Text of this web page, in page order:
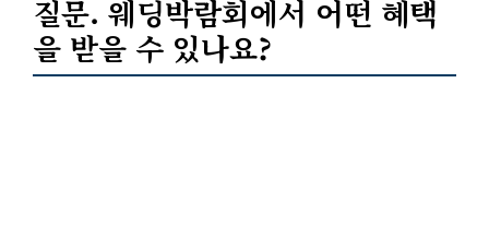
질문. 웨딩박람회에서 어떤 혜택
을 받을 수 있나요?